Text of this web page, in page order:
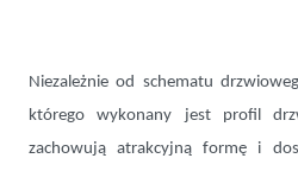
Niezależnie od schematu
którego wykonany jest profil
zachowują atrakcyjną formę i